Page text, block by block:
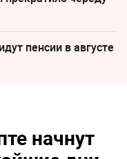
пенсии в августе
начнут